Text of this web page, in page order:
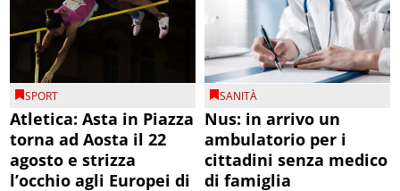
SPORT
Atletica: Asta in Piazza
torna ad Aosta il 22
agosto e strizza
l’occhio agli Europei di
SANITÀ
Nus: in arrivo un
ambulatorio per i
cittadini senza medico
di famiglia